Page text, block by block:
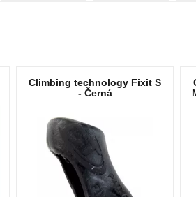
Climbing technology Fixit S
- Černá